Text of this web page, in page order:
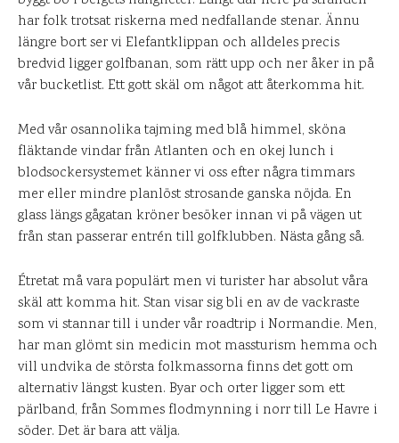
har folk trotsat riskerna med nedfallande stenar. Ännu
längre bort ser vi Elefantklippan och alldeles precis
bredvid ligger golfbanan, som rätt upp och ner åker in på
vår bucketlist. Ett gott skäl om något att återkomma hit.
Med vår osannolika tajming med blå himmel, sköna
fläktande vindar från Atlanten och en okej lunch i
blodsockersystemet känner vi oss efter några timmars
mer eller mindre planlöst strosande ganska nöjda. En
glass längs gågatan kröner besöker innan vi på vägen ut
från stan passerar entrén till golfklubben. Nästa gång så.
Étretat må vara populärt men vi turister har absolut våra
skäl att komma hit. Stan visar sig bli en av de vackraste
som vi stannar till i under vår roadtrip i Normandie. Men,
har man glömt sin medicin mot massturism hemma och
vill undvika de största folkmassorna finns det gott om
alternativ längst kusten. Byar och orter ligger som ett
pärlband, från Sommes flodmynning i norr till Le Havre i
söder. Det är bara att välja.